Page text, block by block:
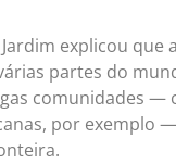
explicou que
partes do
comunidades —
por exemplo